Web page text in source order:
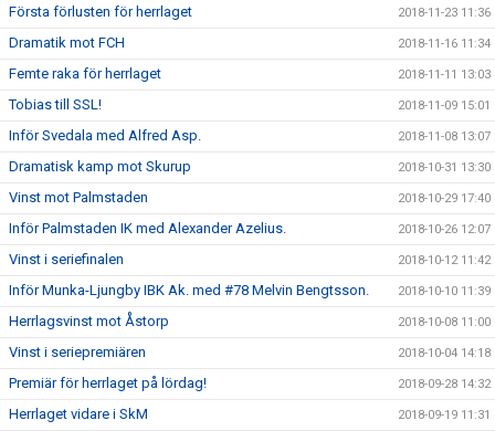
Första förlusten för herrlaget 2018-11-23 11:36
Dramatik mot FCH 2018-11-16 11:34
Femte raka för herrlaget 2018-11-11 13:03
Tobias till SSL! 2018-11-09 15:01
Inför Svedala med Alfred Asp. 2018-11-08 13:07
Dramatisk kamp mot Skurup 2018-10-31 13:30
Vinst mot Palmstaden 2018-10-29 17:40
Inför Palmstaden IK med Alexander Azelius. 2018-10-26 12:07
Vinst i seriefinalen 2018-10-12 11:42
Inför Munka-Ljungby IBK Ak. med #78 Melvin Bengtsson. 2018-10-10 11:39
Herrlagsvinst mot Åstorp 2018-10-08 11:00
Vinst i seriepremiären 2018-10-04 14:18
Premiär för herrlaget på lördag! 2018-09-28 14:32
Herrlaget vidare i SkM 2018-09-19 11:31